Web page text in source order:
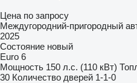
Цена по запросу
Междугородний-пригородный
2025
Состояние новый
Euro 6
Мощность 150 л.с. (110 кВт)
30 Количество дверей 1-1-0